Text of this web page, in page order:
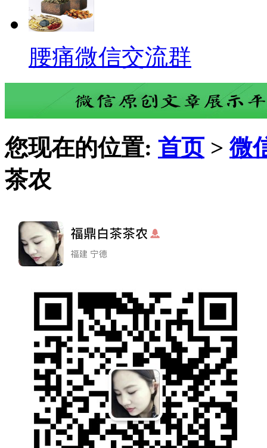
腰痛微信交流群
您现在的位置: 首页 >微
茶农